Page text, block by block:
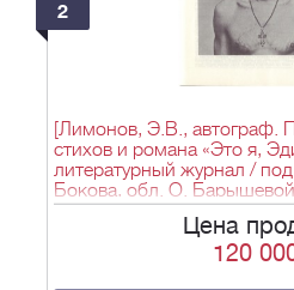
2
[Лимонов, Э.В., автограф.
стихов и романа «Это я,
литературный журнал /
Бокова, обл. О.
1981. - №№1-6; 21 х 15,2
Цена
120